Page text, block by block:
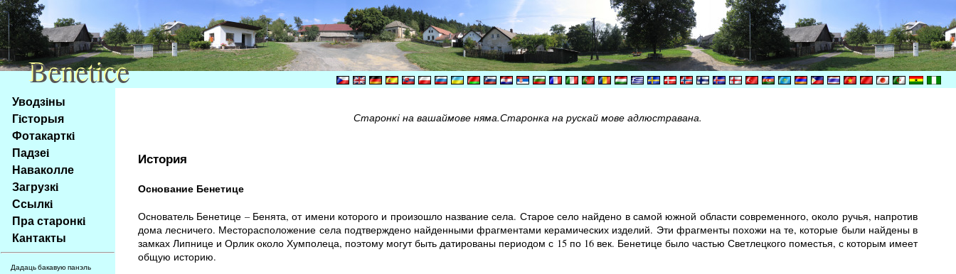
Na
obsah
stránky
Klávesové
zkratky
tomto
webu
základní
Hlavní
strana
Уводзiны
Гiсторыя
Фотакарткi
Падзеi
Наваколле
Загрузкi
Ссылкi
Пра старонкi
Кантакты
Дадаць бакавую панэль
Старонкi на вашаймове няма.Старонка на рускай мове адлюстравана.
История
Основание Бенетице
Основатель Бенетице – Бенята, от имени которого и произошло название села. Старое село найдено в самой южной области современного, около ручья, напротив
дома лесничего. Месторасположение села подтверждено найденными фрагментами керамических изделий. Эти фрагменты похожи на те, которые были найдены в
замках Липнице и Орлик около Хумполеца, поэтому могут быть датированы периодом с 15 по 16 век. Бенетице было частью Светлецкого поместья, с которым имеет
общую историю.
Benetice
Benetice